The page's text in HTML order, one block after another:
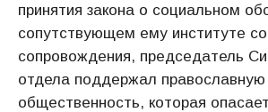
принятия закона о социальном
сопутствующем ему институте
сопровождения, председатель
отдела поддержал православную
общественность, которая